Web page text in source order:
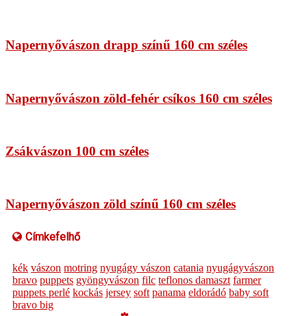
Napernyővászon drapp színű 160 cm széles
Napernyővászon zöld-fehér csíkos 160 cm széles
Zsákvászon 100 cm széles
Napernyővászon zöld színű 160 cm széles
Címkefelhő
kék vászon motring nyugágy vászon catania nyugágyvászon
bravo puppets gyöngyvászon filc teflonos damaszt farmer
puppets perlé kockás jersey soft panama eldorádó baby soft
bravo big